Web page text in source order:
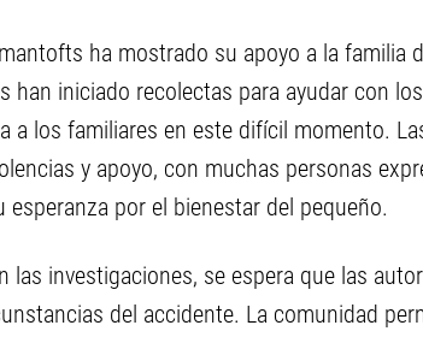
ha mostrado su apoyo a la familia
han iniciado recolectas para ayudar con
a los familiares en este difícil momento.
y apoyo, con muchas personas
esperanza por el bienestar del pequeño.
las investigaciones, se espera que las
del accidente. La comunidad